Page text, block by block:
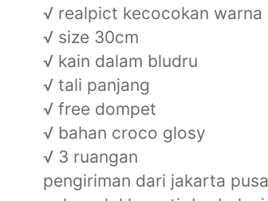
√ realpict kecocokan
√ size 30cm
√ kain dalam bludru
√ tali panjang
√ free dompet
√ bahan croco glosy
√ 3 ruangan
pengiriman dari jakarta